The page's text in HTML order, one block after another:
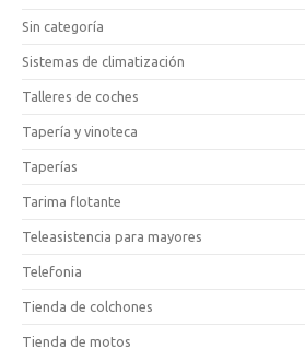
Sin categoría
Sistemas de climatización
Talleres de coches
Tapería y vinoteca
Taperías
Tarima flotante
Teleasistencia para mayores
Telefonia
Tienda de colchones
Tienda de motos